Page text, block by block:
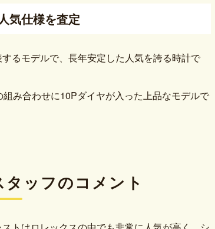
気仕様を査定
るモデルで、長年安定した人気を誇る時計で
み合わせに10Pダイヤが入った上品なモデルで
タッフのコメント